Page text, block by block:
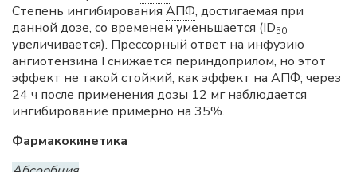
Степень ингибирования АПФ, достигаемая при
данной дозе, со временем уменьшается (ID50
увеличивается). Прессорный ответ на инфузию
ангиотензина I снижается периндоприлом, но этот
эффект не такой стойкий, как эффект на АПФ; через
24 ч после применения дозы 12 мг наблюдается
ингибирование примерно на 35%.
Фармакокинетика